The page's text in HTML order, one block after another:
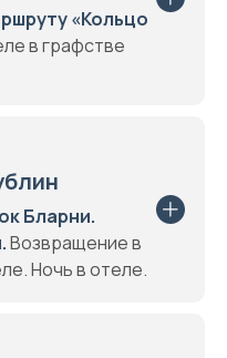
«Кольцо
в графстве
Бларни.
Возвращение в
Ночь в отеле.